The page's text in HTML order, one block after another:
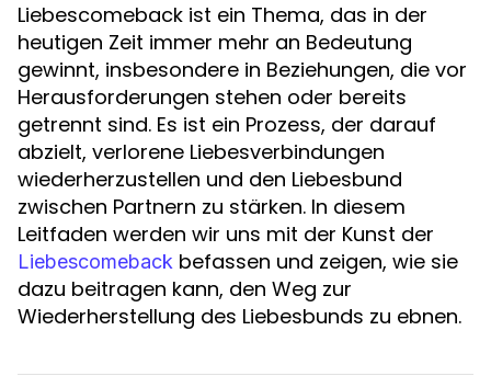
Liebescomeback ist ein Thema, das in der
heutigen Zeit immer mehr an Bedeutung
gewinnt, insbesondere in Beziehungen, die vor
Herausforderungen stehen oder bereits
getrennt sind. Es ist ein Prozess, der darauf
abzielt, verlorene Liebesverbindungen
wiederherzustellen und den Liebesbund
zwischen Partnern zu stärken. In diesem
Leitfaden werden wir uns mit der Kunst der
Liebescomeback befassen und zeigen, wie sie
dazu beitragen kann, den Weg zur
Wiederherstellung des Liebesbunds zu ebnen.